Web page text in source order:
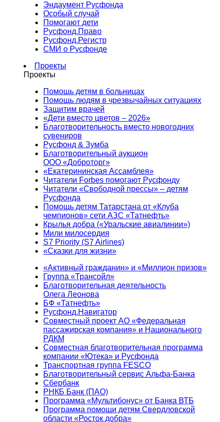
Эндаумент Русфонда
Особый случай
Помогают дети
Русфонд.Право
Русфонд.Регистр
СМИ о Русфонде
Проекты
Проекты
Помощь детям в больницах
Помощь людям в чрезвычайных ситуациях
Защитим врачей
«Дети вместо цветов – 2026»
Благотворительность вместо новогодних
сувениров
Русфонд & Зумба
Благотворительный аукцион
ООО «Доброторг»
«Екатерининская Ассамблея»
Читатели Forbes помогают Русфонду
Читатели «Свободной прессы» – детям
Русфонда
Помощь детям Татарстана от «Клуба
чемпионов» сети АЗС «Татнефть»
Крылья добра («Уральские авиалинии»)
Мили милосердия
S7 Priority (S7 Airlines)
«Сказки для жизни»
«Активный гражданин» и «Миллион призов»
Группа «Трансойл»
Благотворительная деятельность
Олега Леонова
БФ «Татнефть»
Русфонд.Навигатор
Совместный проект АО «Федеральная
пассажирская компания» и Национального
РДКМ
Совместная благотворительная программа
компании «Ютека» и Русфонда
Транспортная группа FESCO
Благотворительный сервис Альфа-Банка
Сбербанк
РНКБ Банк (ПАО)
Программа «Мультибонус» от Банка ВТБ
Программа помощи детям Свердловской
области «Росток добра»